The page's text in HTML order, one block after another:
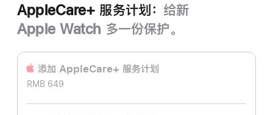
AppleCare+ 服务计划： 给新
Apple Watch 多一份保护。
添加 AppleCare+ 服务计‍划
RMB 649